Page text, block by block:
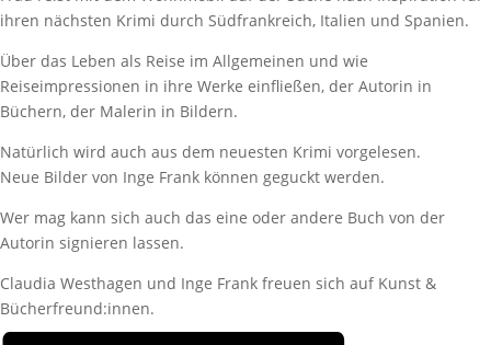
ihren nächsten Krimi durch Südfrankreich, Italien und Spanien.
Über das Leben als Reise im Allgemeinen und wie
Reiseimpressionen in ihre Werke einfließen, der Autorin in
Büchern, der Malerin in Bildern.
Natürlich wird auch aus dem neuesten Krimi vorgelesen.
Neue Bilder von Inge Frank können geguckt werden.
Wer mag kann sich auch das eine oder andere Buch von der
Autorin signieren lassen.
Claudia Westhagen und Inge Frank freuen sich auf Kunst &
Bücherfreund:innen.